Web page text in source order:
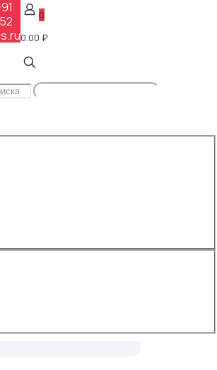
0
0.00 ₽
наружной
сборка,
и реальная польза
крепление и реальная
+7 (495) 648-69-91